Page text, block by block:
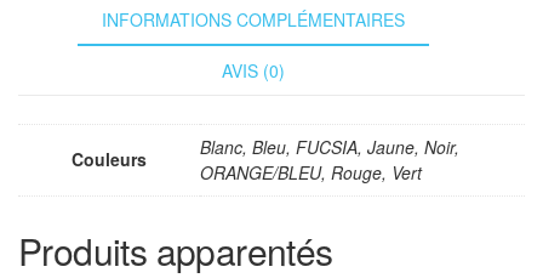
INFORMATIONS COMPLÉMENTAIRES
AVIS (0)
Couleurs
Blanc, Bleu, FUCSIA, Jaune, Noir,
ORANGE/BLEU, Rouge, Vert
Produits apparentés